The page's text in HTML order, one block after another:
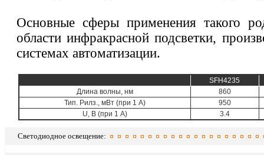
Основные сферы применения такого
области инфракрасной подсветки,
системах автоматизации.
SFH4235
Длина волны, нм
860
Тип. Pилз., мВт (при 1 А)
950
U, В (при 1 А)
3.4
Светодиодное освещение: